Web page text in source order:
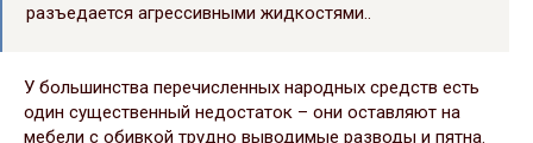
разъедается агрессивными жидкостями..
У большинства перечисленных народных средств есть
один существенный недостаток – они оставляют на
мебели с обивкой трудно выводимые разводы и пятна.